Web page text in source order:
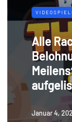
Alle
Januar 4,